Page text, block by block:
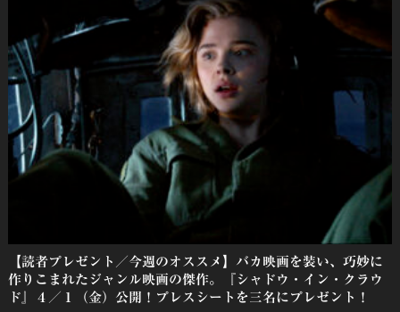
【読者プレゼント／今週のオススメ】バカ映画を装い、巧妙に
作りこまれたジャンル映画の傑作。『シャドウ・イン・クラウ
ド』４／１（金）公開！プレスシートを三名にプレゼント！